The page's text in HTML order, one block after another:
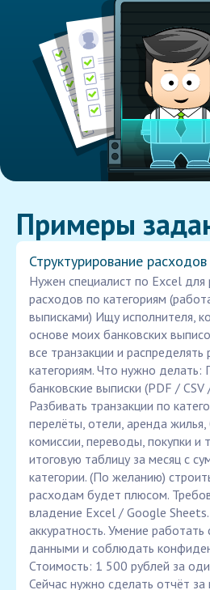
Примеры
Структурирование
Нужен специалист по Excel для
расходов по категориям
выписками) Ищу исполнителя,
основе моих банковских
все транзакции и
категориям. Что нужно делать:
банковские выписки (PDF /
Разбивать транзакции по
перелёты, отели, аренда
комиссии, переводы, покупки и
итоговую таблицу за месяц с
категории. (По желанию)
расходам будет плюсом.
владение Excel / Google
аккуратность. Умение
данными и соблюдать
Стоимость: 1 500 рублей за
Сейчас нужно сделать отчёт за